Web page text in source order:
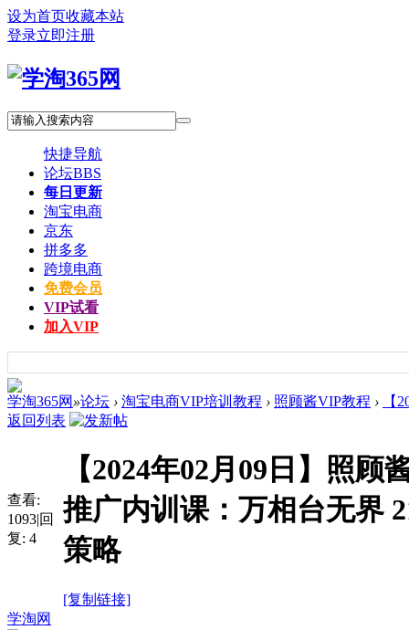
设为首页收藏本站
登录立即注册
快捷导航
论坛BBS
每日更新
淘宝电商
京东
拼多多
跨境电商
免费会员
VIP试看
加入VIP
学淘365网 »论坛 › 淘宝电商VIP培训教程 › 照顾酱VIP教程 ›
【
返回列表
查看:
1093|回
复: 4
【2024年02月09日】照
推广内训课：万相台无界
策略
[复制链接]
学淘网